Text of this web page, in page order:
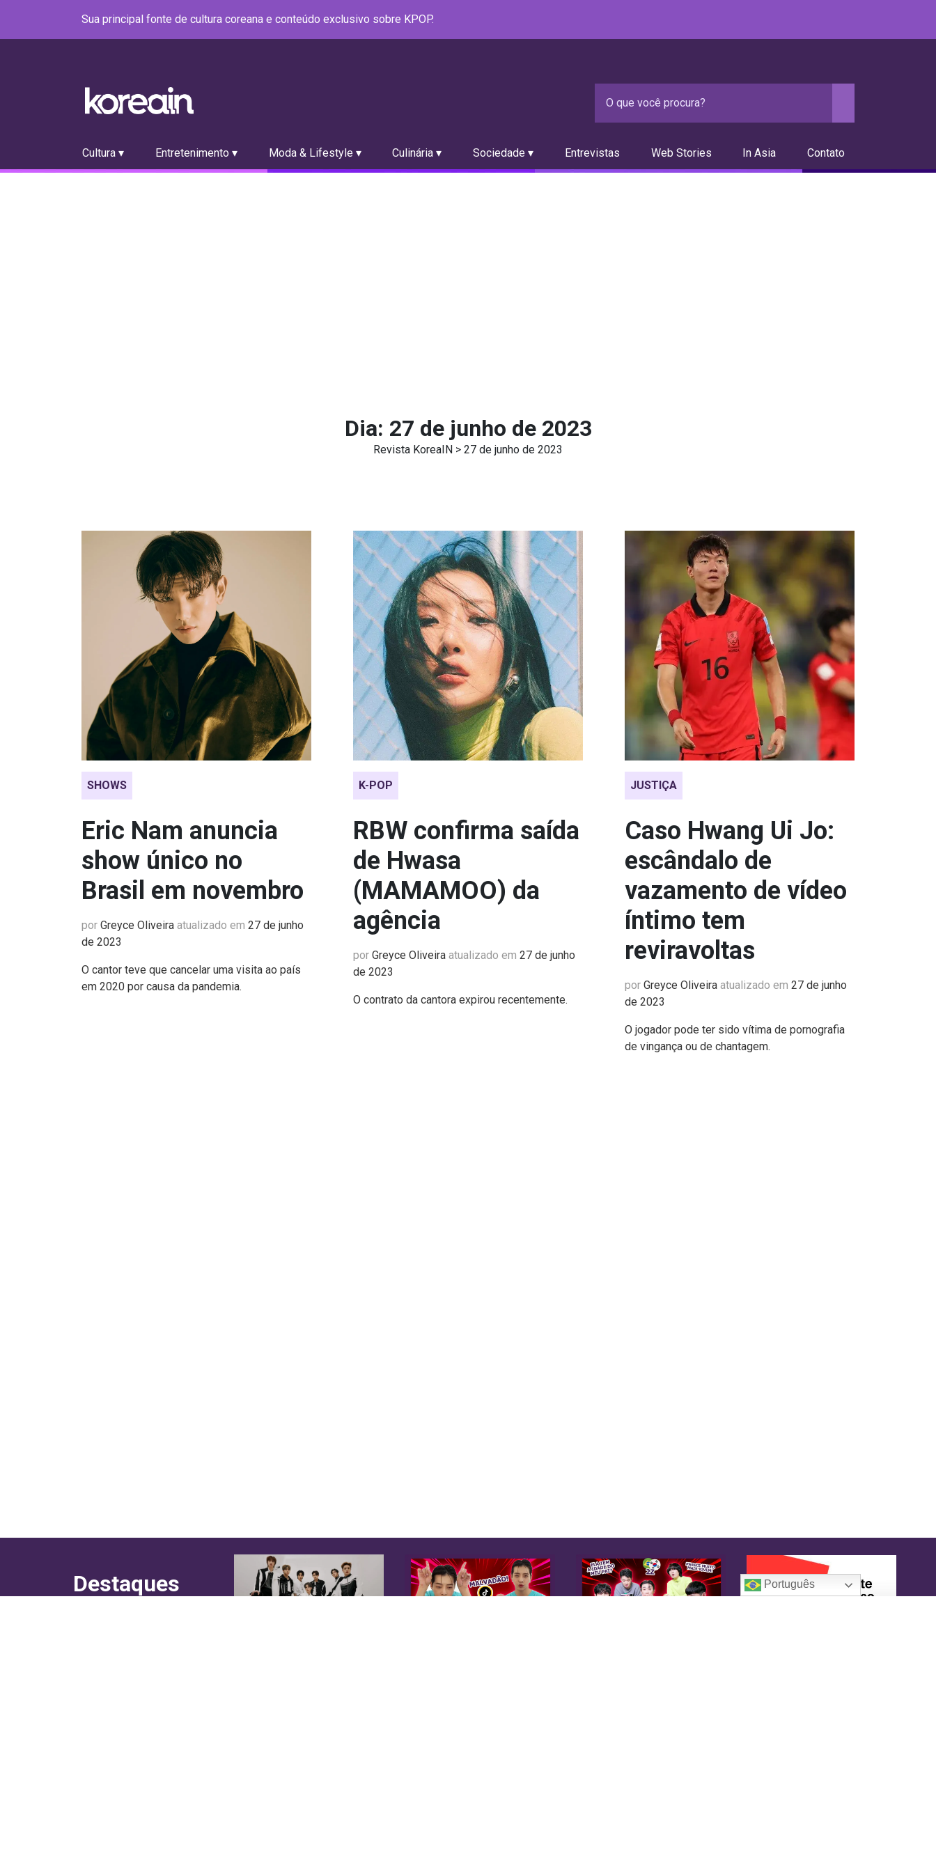
Sua principal fonte de cultura coreana e conteúdo exclusivo sobre KPOP.
Cultura ▾ Entretenimento ▾ Moda & Lifestyle ▾ Culinária ▾ Sociedade ▾ Entrevistas Web Stories In Asia Contato
Dia: 27 de junho de 2023
Revista KoreaIN > 27 de junho de 2023
SHOWS
Eric Nam anuncia
show único no
Brasil em novembro
por Greyce Oliveira atualizado em 27 de junho
de 2023
O cantor teve que cancelar uma visita ao país
em 2020 por causa da pandemia.
K-POP
RBW confirma saída
de Hwasa
(MAMAMOO) da
agência
por Greyce Oliveira atualizado em 27 de junho
de 2023
O contrato da cantora expirou recentemente.
JUSTIÇA
Caso Hwang Ui Jo:
escândalo de
vazamento de vídeo
íntimo tem
reviravoltas
por Greyce Oliveira atualizado em 27 de junho
de 2023
O jogador pode ter sido vítima de pornografia
de vingança ou de chantagem.
Destaques
Português